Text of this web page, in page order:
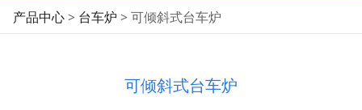
可倾斜式台车炉
产品中心> 台车炉 > 可倾斜式台车炉
可倾斜式台车炉